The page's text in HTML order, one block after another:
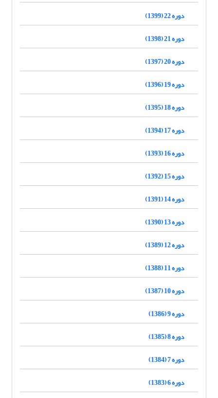
دوره 22 (1399)
دوره 21 (1398)
دوره 20 (1397)
دوره 19 (1396)
دوره 18 (1395)
دوره 17 (1394)
دوره 16 (1393)
دوره 15 (1392)
دوره 14 (1391)
دوره 13 (1390)
دوره 12 (1389)
دوره 11 (1388)
دوره 10 (1387)
دوره 9 (1386)
دوره 8 (1385)
دوره 7 (1384)
دوره 6 (1383)